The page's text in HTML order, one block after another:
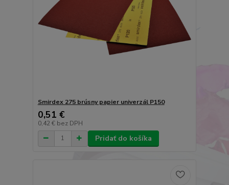
Smirdex 275 brúsny papier univerzál P150
0,51 €
0,42 € bez DPH
Pridať do košíka